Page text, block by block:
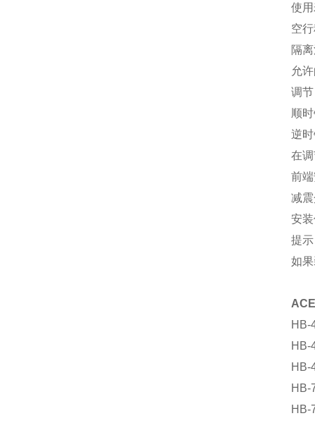
使
空
隔
允
调
顺
逆
在
前
减
安
提
如
HB-
HB-
HB-
HB-
HB-